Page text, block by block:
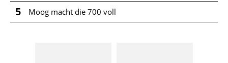
5 Moog macht die 700 voll